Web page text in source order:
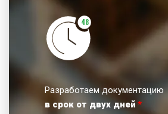
48
Разработаем документацию
в срок от двух дней *